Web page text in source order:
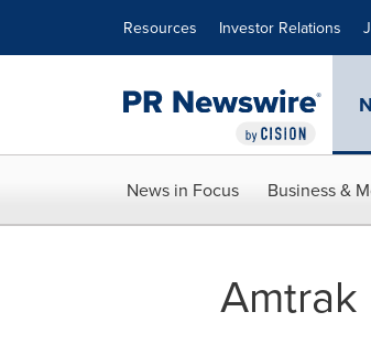
Resources Investor Relations
News in Focus Business &
Amtrak